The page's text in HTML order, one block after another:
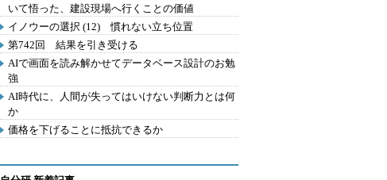
いて悟った、建設現場へ行くことの価値
イノウーの選択 (12) 慣れない立ち位置
第742回 結果を引き受ける
AIで画面を読み解かせてデータベース設計のお勉
強
AI時代に、人間が失ってはいけない判断力とは何
か
価格を下げることに抵抗できるか